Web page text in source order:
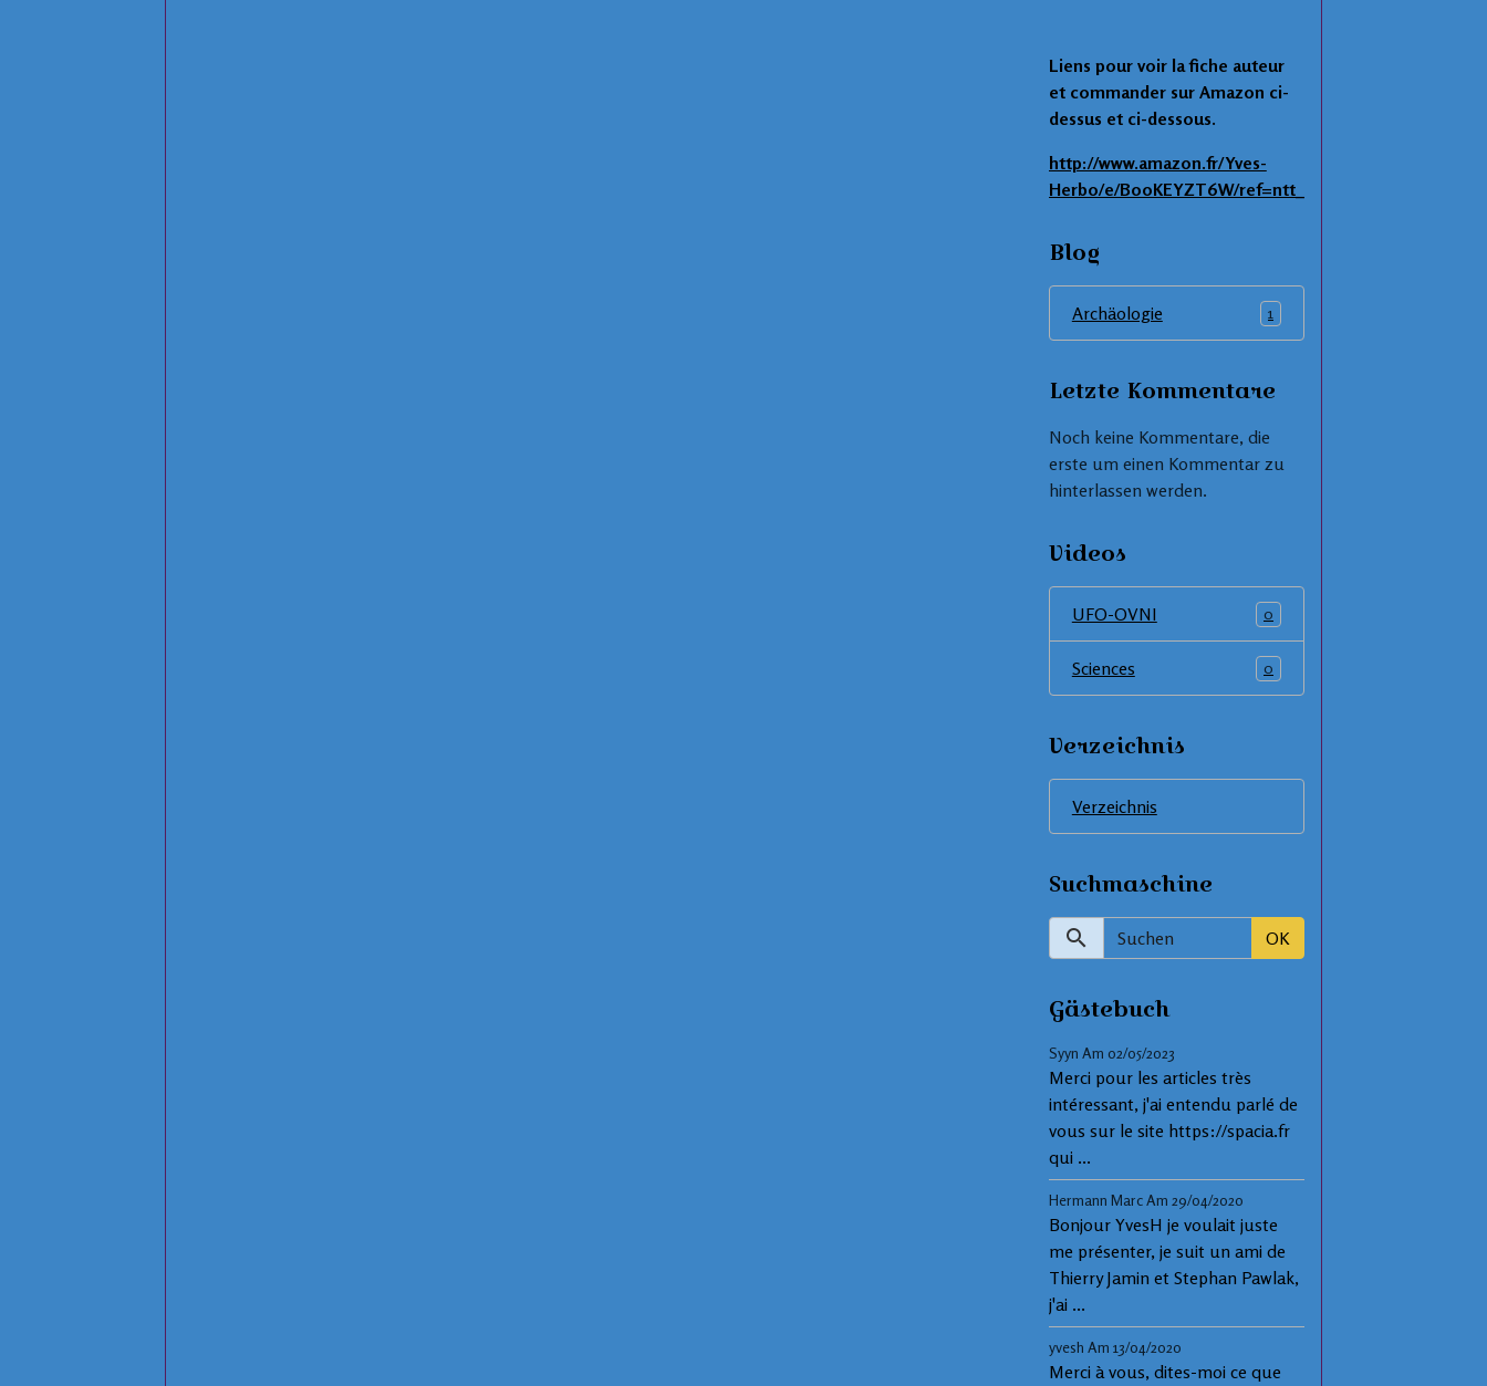
Liens pour voir la fiche auteur
et commander sur Amazon ci-
dessus et ci-dessous.
http://www.amazon.fr/Yves-
Herbo/e/B00KEYZT6W/ref=ntt_dp_epwbk_0
Blog
Archäologie 1
Letzte Kommentare
Noch keine Kommentare, die
erste um einen Kommentar zu
hinterlassen werden.
Videos
UFO-OVNI 0
Sciences 0
Verzeichnis
Verzeichnis
Suchmaschine
OK
Gästebuch
Syyn Am 02/05/2023
Merci pour les articles très
intéressant, j'ai entendu parlé de
vous sur le site https://spacia.fr
qui ...
Hermann Marc Am 29/04/2020
Bonjour YvesH je voulait juste
me présenter, je suit un ami de
Thierry Jamin et Stephan Pawlak,
j'ai ...
yvesh Am 13/04/2020
Merci à vous, dites-moi ce que